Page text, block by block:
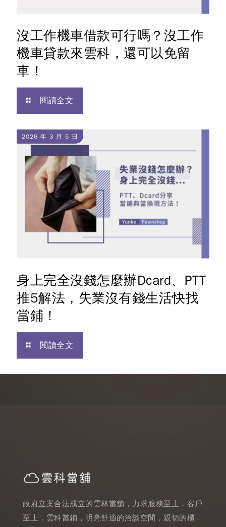
沒工作機車借款可行嗎？沒工作
機車貸款來雲科，還可以免留
車！
閱讀全文
2026 年 3 月 5 日
身上完全沒錢怎麼辦Dcard、PTT
推5解法，失業沒有錢生活快找
當鋪！
閱讀全文
政府立案合法成立的雲林當舖，力求服務至上，客戶
至上，雲科當鋪，明亮舒適的洽談空間，親切的櫃